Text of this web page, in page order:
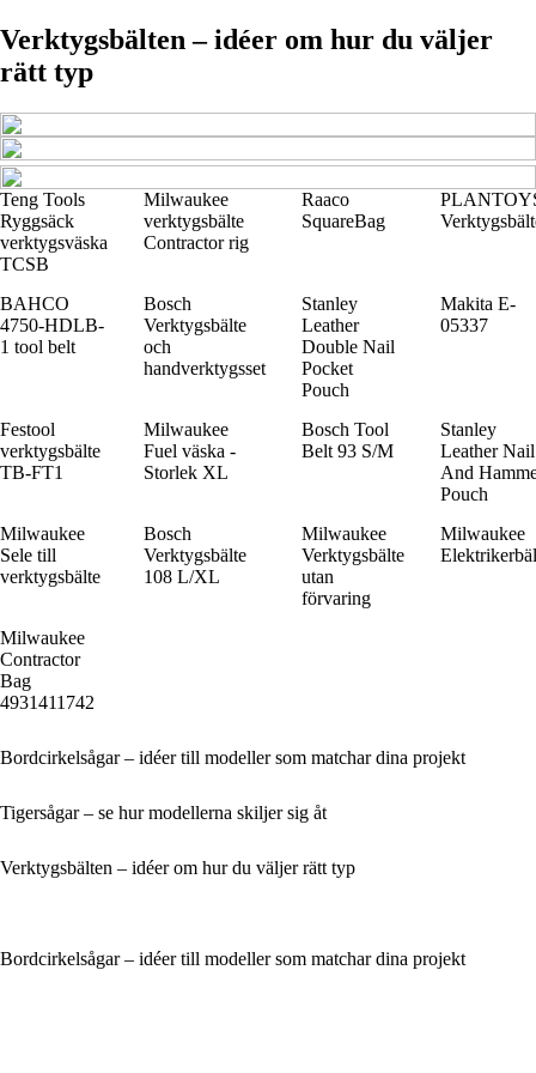
Verktygsbälten – idéer om hur du väljer
rätt typ
Teng Tools
Ryggsäck
verktygsväska
TCSB
Milwaukee
verktygsbälte
Contractor rig
Raaco
SquareBag
BAHCO
4750-HDLB-
1 tool belt
Bosch
Verktygsbälte
och
handverktygsset
Stanley
Leather
Double Nail
Pocket
Pouch
Makita E-
05337
Festool
verktygsbälte
TB-FT1
Milwaukee
Fuel väska -
Storlek XL
Bosch Tool
Belt 93 S/M
Stanley
Leather Nail
And
Pouch
Milwaukee
Sele till
verktygsbälte
Bosch
Verktygsbälte
108 L/XL
Milwaukee
Verktygsbälte
utan
förvaring
Milwaukee
Milwaukee
Contractor
Bag
4931411742
Bordcirkelsågar – idéer till modeller som matchar dina projekt
Tigersågar – se hur modellerna skiljer sig åt
Verktygsbälten – idéer om hur du väljer rätt typ
Bordcirkelsågar – idéer till modeller som matchar dina projekt